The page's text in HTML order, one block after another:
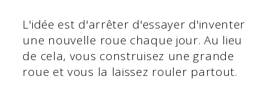
L'idée est d'arrêter d'essayer d'inventer
une nouvelle roue chaque jour. Au lieu
de cela, vous construisez une grande
roue et vous la laissez rouler partout.